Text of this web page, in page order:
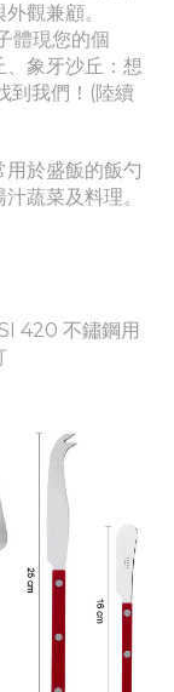
觀兼顧。
體現您的個
象牙沙丘：想
到我們！(陸續
於盛飯的飯勺
蔬菜及料理。
420 不鏽鋼用